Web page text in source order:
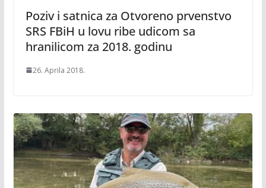
Poziv i satnica za Otvoreno prvenstvo
SRS FBiH u lovu ribe udicom sa
hranilicom za 2018. godinu
26. Aprila 2018.